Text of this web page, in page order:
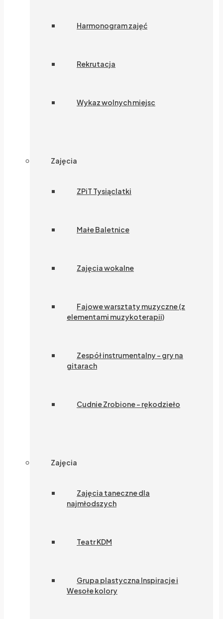
Harmonogram zajęć
Rekrutacja
Wykaz wolnych miejsc
Zajęcia
ZPiT Tysiąclatki
Małe Baletnice
Zajęcia wokalne
Fajowe warsztaty muzyczne (z
elementami muzykoterapii)
Zespół instrumentalny – gry na
gitarach
Cudnie Zrobione – rękodzieło
Zajęcia
Zajęcia taneczne dla
najmłodszych
Teatr KDM
Grupa plastyczna Inspiracje i
Wesołe kolory